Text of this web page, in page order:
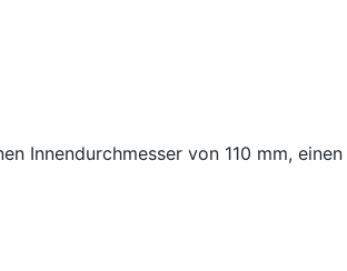
Innendurchmesser von 110 mm,